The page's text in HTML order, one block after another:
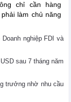
chỉ cần hàng
làm chủ năng
nghiệp FDI và
sau 7 tháng năm
trưởng nhờ nhu cầu